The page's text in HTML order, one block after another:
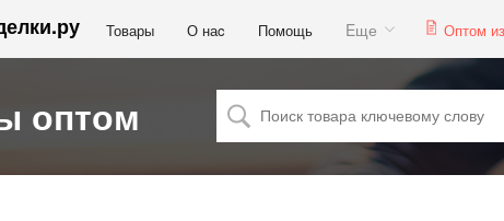
Товары О наc Помощь Eще Оптом
оптом